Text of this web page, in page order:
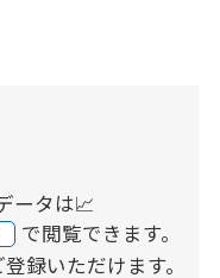
ータは📈
で閲覧できます。
録いただけます。